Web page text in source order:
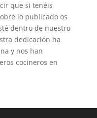
que si tenéis
lo publicado os
dentro de nuestro
dedicación ha
y nos han
cocineros en